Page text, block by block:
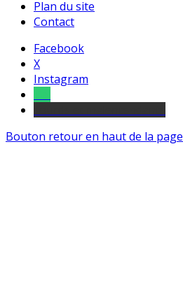
Plan du site
Contact
Facebook
X
Instagram
Bouton retour en haut de la page